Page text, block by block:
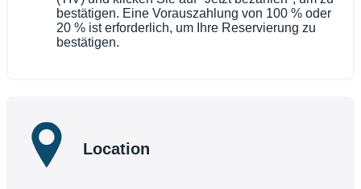
bestätigen. Eine Vorauszahlung von 100 % oder
20 % ist erforderlich, um Ihre Reservierung zu
bestätigen.
Location